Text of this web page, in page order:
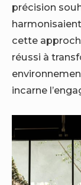
précision
cette
réussi à
incarne